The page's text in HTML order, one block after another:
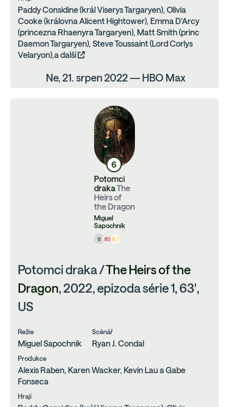
Paddy Considine (král Viserys Targaryen), Olivia
Cooke (královna Alicent Hightower), Emma D'Arcy
(princezna Rhaenyra Targaryen), Matt Smith (princ
Daemon Targaryen), Steve Toussaint (Lord Corlys
Velaryon),a další
Ne, 21. srpen 2022 — HBO Max
6
Potomci
drakaThe
Heirs of
the Dragon
Miguel
Sapochnik
6 80 8.7
Potomci draka /The Heirs of the
Dragon, 2022, epizoda série 1, 63',
US
Režie
Miguel Sapochnik
Scénář
Ryan J. Condal
Produkce
Alexis Raben, Karen Wacker, Kevin Lau a Gabe
Fonseca
Hrají